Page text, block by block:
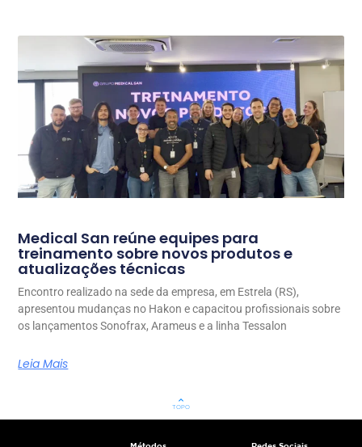
Medical San reúne equipes para
treinamento sobre novos produtos e
atualizações técnicas
Encontro realizado na sede da empresa, em Estrela (RS),
apresentou mudanças no Hakon e capacitou profissionais sobre
os lançamentos Sonofrax, Arameus e a linha Tessalon
Leia Mais
keyboard_arrow_up
TOPO